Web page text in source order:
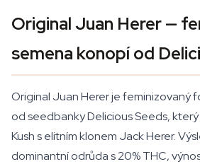
Original Juan Herer —
semena konopí od
Original Juan Herer je feminizovaný
od seedbanky Delicious Seeds,
Kush s elitním klonem Jack Herer.
dominantní odrůda s 20% THC,